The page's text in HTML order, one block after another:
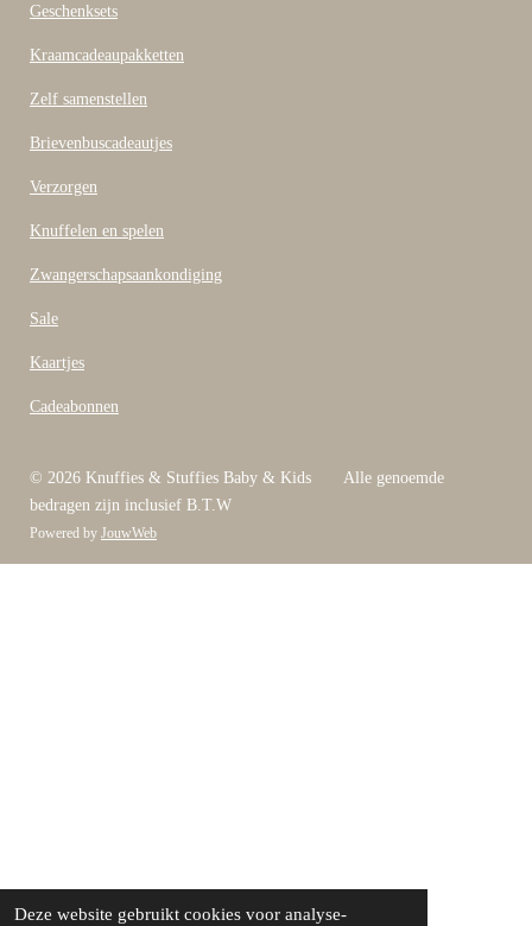
Deze website gebruikt cookies voor analyse-
b
o
Geschenksets
Kraamcadeaupakketten
Zelf samenstellen
Brievenbuscadeautjes
Verzorgen
Knuffelen en spelen
Zwangerschapsaankondiging
Sale
Kaartjes
Cadeabonnen
© 2026 Knuffies & Stuffies Baby & Kids Alle genoemde
bedragen zijn inclusief B.T.W
Powered by JouwWeb